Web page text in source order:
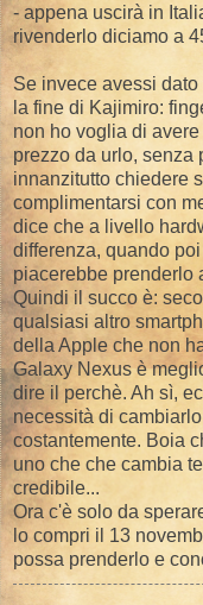
- appena uscirà in
rivenderlo diciamo a
Se invece avessi
la fine di Kajimiro:
non ho voglia di
prezzo da urlo, senza
innanzitutto chiedere
complimentarsi con
dice che a livello
differenza, quando
piacerebbe prenderlo
Quindi il succo è:
qualsiasi altro
della Apple che non
Galaxy Nexus è
dire il perchè. Ah sì,
necessità di
costantemente. Boia
uno che che cambia
credibile...
Ora c'è solo da
lo compri il 13
possa prenderlo e